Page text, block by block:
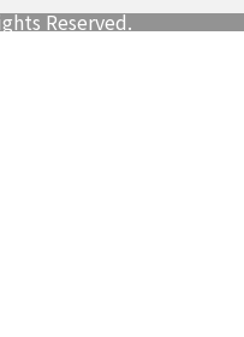
Reserved.